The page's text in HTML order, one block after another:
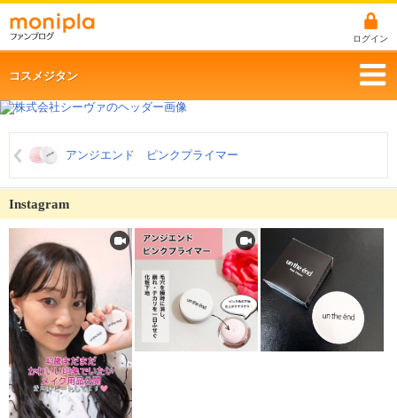
ログイン
コスメジタン
アンジエンド ピンクプライマー
Instagram